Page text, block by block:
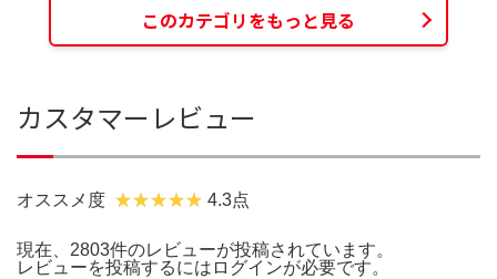
このカテゴリをもっと見る
カスタマーレビュー
オススメ度 4.3点
現在、2803件のレビューが投稿されています。
レビューを投稿するには ログインが必要です。